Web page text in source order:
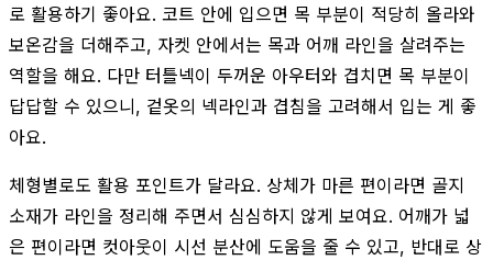
로 활용하기 좋아요. 코트 안에 입으면 목 부분이 적당히 올라와
보온감을 더해주고, 자켓 안에서는 목과 어깨 라인을 살려주는
역할을 해요. 다만 터틀넥이 두꺼운 아우터와 겹치면 목 부분이
답답할 수 있으니, 겉옷의 넥라인과 겹침을 고려해서 입는 게 좋
아요.
체형별로도 활용 포인트가 달라요. 상체가 마른 편이라면 골지
소재가 라인을 정리해 주면서 심심하지 않게 보여요. 어깨가 넓
은 편이라면 컷아웃이 시선 분산에 도움을 줄 수 있고, 반대로 상